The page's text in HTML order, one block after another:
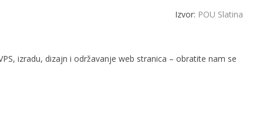
Izvor: POU Slatina
izradu, dizajn i održavanje web stranica – obratite nam se